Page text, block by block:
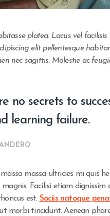
platea. Lacus vel
elit pellentesque
nec sagittis. Molestie ac
no secrets to
learning failure.
massa ultricies mi quis
Facilisi etiam
est. Sociis natoque
morbi tincidunt. Aenean